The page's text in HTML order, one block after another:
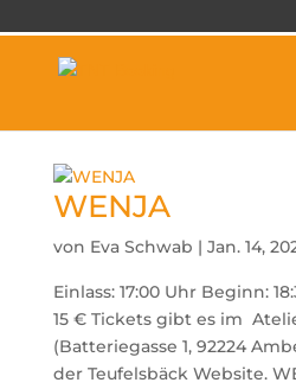
WENJA
von Eva Schwab | Jan. 14,
Einlass: 17:00 Uhr Beginn:
15 € Tickets gibt es im
(Batteriegasse 1, 92224
der Teufelsbäck Website.